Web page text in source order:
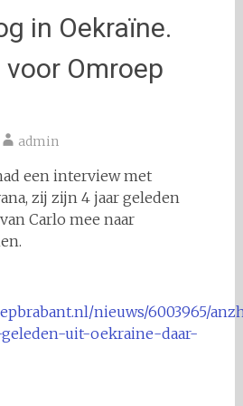
in Oekraïne.
Omroep
admin
een interview met
zij zijn 4 jaar geleden
Carlo mee naar
nieuws/6003965/
uit-oekraine-daar-